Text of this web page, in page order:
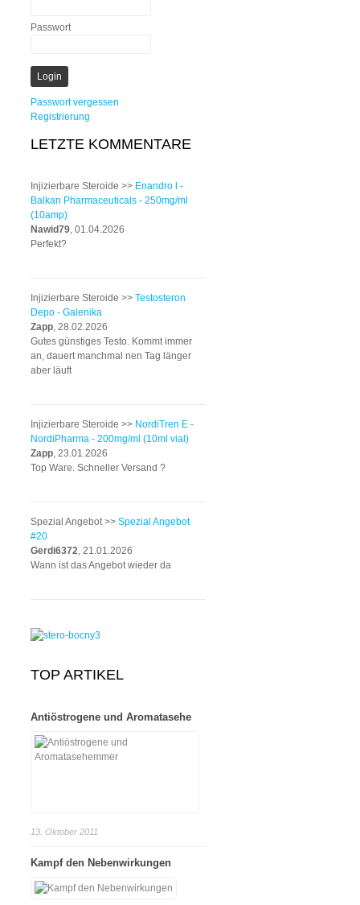
Passwort
Passwort vergessen
Registrierung
LETZTE KOMMENTARE
Injizierbare Steroide >> Enandro l -
Balkan Pharmaceuticals - 250mg/ml
(10amp)
Nawid79, 01.04.2026
Perfekt?
Injizierbare Steroide >> Testosteron
Depo - Galenika
Zapp, 28.02.2026
Gutes günstiges Testo. Kommt immer
an, dauert manchmal nen Tag länger
aber läuft
Injizierbare Steroide >> NordiTren E -
NordiPharma - 200mg/ml (10ml vial)
Zapp, 23.01.2026
Top Ware. Schneller Versand ?
Spezial Angebot >> Spezial Angebot
#20
Gerdi6372, 21.01.2026
Wann ist das Angebot wieder da
TOP ARTIKEL
Antiöstrogene und Aromatasehe
13. Oktober 2011
Kampf den Nebenwirkungen